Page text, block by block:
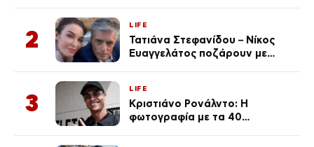
2
LIFE
Τατιάνα Στεφανίδου – Νίκος
Ευαγγελάτος ποζάρουν με
3
LIFE
Κριστιάνο Ρονάλντο: Η
φωτογραφία με τα 40